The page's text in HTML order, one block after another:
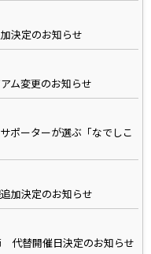
決定のお知らせ
ム変更のお知らせ
ポーターが選ぶ「なでしこ
加決定のお知らせ
代替開催日決定のお知らせ